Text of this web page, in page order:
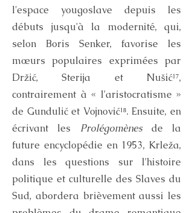
l'espace yougoslave depuis les
débuts jusqu'à la modernité, qui,
selon Boris Senker, favorise les
mœurs populaires exprimées par
Držić, Sterija et Nušić¹⁷,
contrairement à « l'aristocratisme »
de Gundulić et Vojnović¹⁸. Ensuite, en
écrivant les Prolégomènes de la
future encyclopédie en 1953, Krleža,
dans les questions sur l'histoire
politique et culturelle des Slaves du
Sud, abordera brièvement aussi les